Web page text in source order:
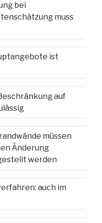
bei
muss
ist
auf
müssen
Änderung
werden
auch im